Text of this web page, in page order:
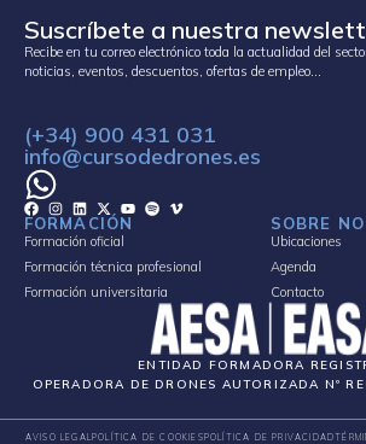
Suscríbete a nuestra
Recibe en tu correo electrónico toda la actualidad del
noticias, eventos, descuentos, ofertas de empleo…
(+34) 900 431 031
info@cursodedrones.es
FORMACIÓN
Formación oficial
Formación técnica profesional
Formación universitaria
SOBRE
Ubicaciones
Agenda
Contacto
ENTIDAD FORMADORA
OPERADORA DE DRONES AUTORIZADA Nº
AVISO LEGALPOLÍTICA DE COOKIESPOLÍTICA DE PRIVACIDAD